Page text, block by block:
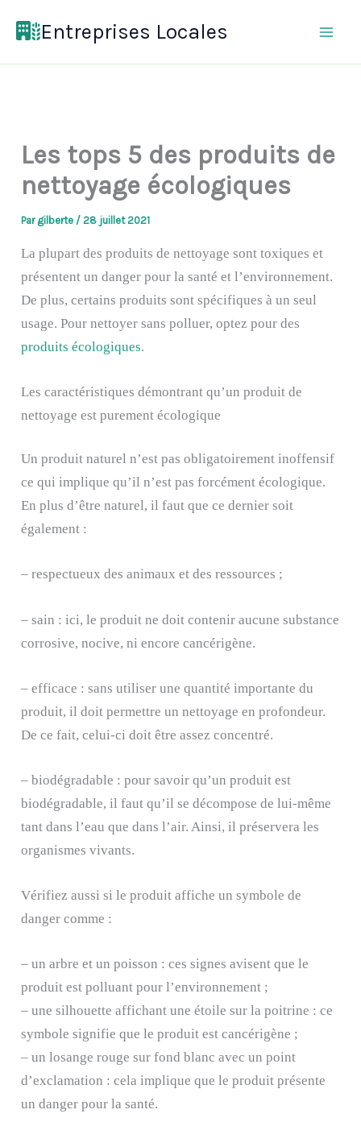
Entreprises Locales
Les tops 5 des produits de
nettoyage écologiques
Par gilberte /28 juillet 2021
La plupart des produits de nettoyage sont toxiques et
présentent un danger pour la santé et l’environnement.
De plus, certains produits sont spécifiques à un seul
usage. Pour nettoyer sans polluer, optez pour des
produits écologiques.
Les caractéristiques démontrant qu’un produit de
nettoyage est purement écologique
Un produit naturel n’est pas obligatoirement inoffensif
ce qui implique qu’il n’est pas forcément écologique.
En plus d’être naturel, il faut que ce dernier soit
également :
– respectueux des animaux et des ressources ;
– sain : ici, le produit ne doit contenir aucune substance
corrosive, nocive, ni encore cancérigène.
– efficace : sans utiliser une quantité importante du
produit, il doit permettre un nettoyage en profondeur.
De ce fait, celui-ci doit être assez concentré.
– biodégradable : pour savoir qu’un produit est
biodégradable, il faut qu’il se décompose de lui-même
tant dans l’eau que dans l’air. Ainsi, il préservera les
organismes vivants.
Vérifiez aussi si le produit affiche un symbole de
danger comme :
– un arbre et un poisson : ces signes avisent que le
produit est polluant pour l’environnement ;
– une silhouette affichant une étoile sur la poitrine : ce
symbole signifie que le produit est cancérigène ;
– un losange rouge sur fond blanc avec un point
d’exclamation : cela implique que le produit présente
un danger pour la santé.